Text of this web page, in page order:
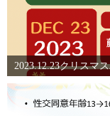
2023.12.23クリスマ